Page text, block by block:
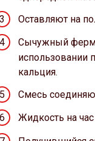
Оставляют на
Сычужный
использовании
кальция.
Смесь
Жидкость на